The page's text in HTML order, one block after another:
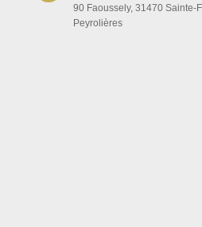
90 Faoussely, 31470 Sainte-
Peyrolières